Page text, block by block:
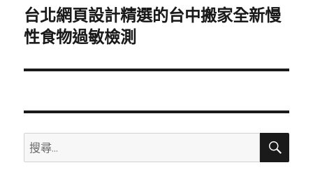
下
一
文
台北網頁設計精選的台中搬家全新慢
性食物過敏檢測
搜
尋
搜